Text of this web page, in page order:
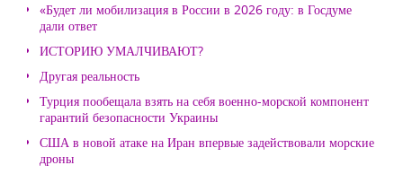
«Будет ли мобилизация в России в 2026 году: в Госдуме
дали ответ
ИСТОРИЮ УМАЛЧИВАЮТ?
Другая реальность
Турция пообещала взять на себя военно-морской компонент
гарантий безопасности Украины
США в новой атаке на Иран впервые задействовали морские
дроны